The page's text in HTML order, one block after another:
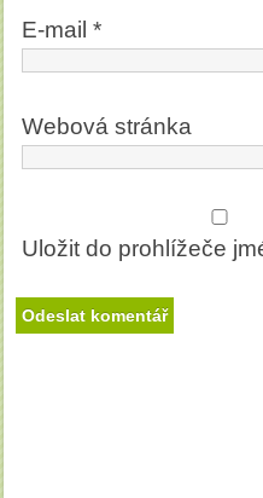
E-mail *
Webová stránka
Uložit do prohlížeče